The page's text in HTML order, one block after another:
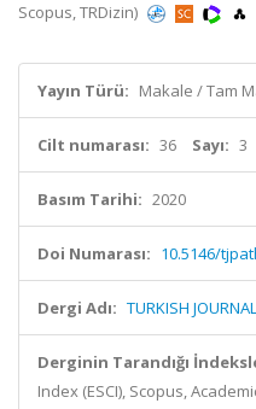
Scopus, TRDizin)
Yayın Türü: Makale / Tam
Cilt numarası: 36 Sayı: 3
Basım Tarihi: 2020
Doi Numarası: 10.5146/
Dergi Adı: TURKISH
Derginin Tarandığı
Index (ESCI), Scopus,